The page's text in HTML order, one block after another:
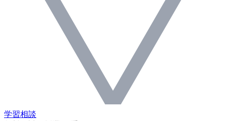
学習相談